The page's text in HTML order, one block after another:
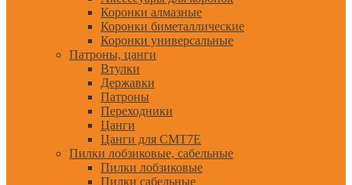
Коронки алмазные
Коронки биметаллические
Коронки универсальные
Патроны, цанги
Втулки
Державки
Патроны
Переходники
Цанги
Цанги для CMT7E
Пилки лобзиковые, сабельные
Пилки лобзиковые
Пилки сабельные